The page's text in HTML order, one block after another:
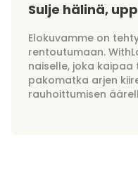
Sulje hälinä,
Elokuvamme on
rentoutumaan.
naiselle, joka
pakomatka arjen
rauhoittumisen